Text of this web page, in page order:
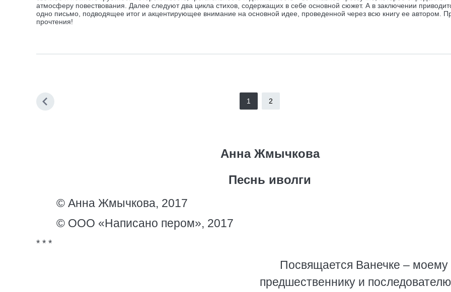
атмосферу повествования. Далее следуют два цикла стихов, содержащих в себе основной сюжет. А в заключении
одно письмо, подводящее итог и акцентирующее внимание на основной идее, проведенной через всю книгу ее автором.
прочтения!
1 2
Анна Жмычкова
Песнь иволги
© Анна Жмычкова, 2017
© ООО «Написано пером», 2017
* * *
Посвящается Ванечке – моему
предшественнику и